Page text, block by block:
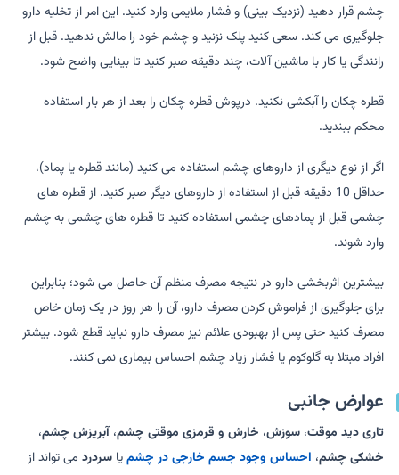
چشم قرار دهید (نزدیک بینی) و فشار ملایمی وارد کنید. این امر از تخلیه دارو
جلوگیری می کند. سعی کنید پلک نزنید و چشم خود را مالش ندهید. قبل از
رانندگی یا کار با ماشین آلات، چند دقیقه صبر کنید تا بینایی واضح شود.
قطره چکان را آبکشی نکنید. درپوش قطره چکان را بعد از هر بار استفاده
محکم ببندید.
اگر از نوع دیگری از داروهای چشم استفاده می کنید (مانند قطره یا پماد)،
حداقل 10 دقیقه قبل از استفاده از داروهای دیگر صبر کنید. از قطره های
چشمی قبل از پمادهای چشمی استفاده کنید تا قطره های چشمی به چشم
وارد شوند.
بیشترین اثربخشی دارو در نتیجه مصرف منظم آن حاصل می شود؛ بنابراین
برای جلوگیری از فراموش کردن مصرف دارو، آن را هر روز در یک زمان خاص
مصرف کنید حتی پس از بهبودی علائم نیز مصرف دارو نباید قطع شود. بیشتر
افراد مبتلا به گلوکوم یا فشار زیاد چشم احساس بیماری نمی کنند.
عوارض جانبی
تاری دید موقت،سوزش، خارش و قرمزی موقتی چشم،آبریزش چشم،
خشکی چشم، احساس وجود جسم خارجی در چشمیاسردرد می تواند از